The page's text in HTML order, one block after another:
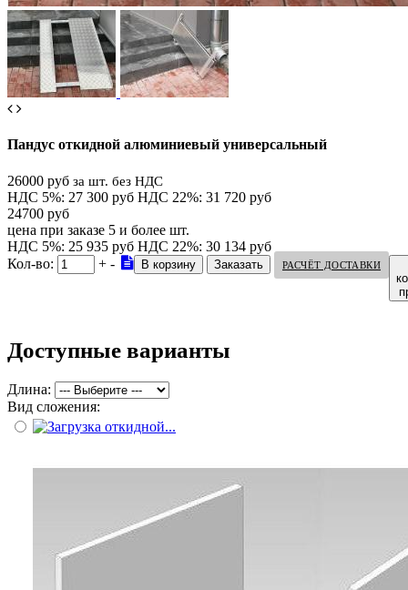
Пандус откидной алюминиевый универсальный
26000 руб за шт. без НДС
НДС 5%: 27 300 руб НДС 22%: 31 720 руб
24700 руб
цена при заказе 5 и более шт.
НДС 5%: 25 935 руб НДС 22%: 30 134 руб
Кол-во:
+ - РАСЧЁТ ДОСТАВКИ
Доступные варианты
Длина:
Вид сложения: